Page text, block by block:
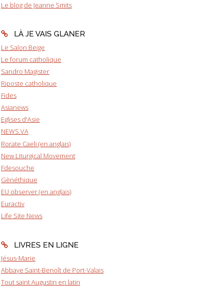
Le blog de Jeanne Smits
LÀ JE VAIS GLANER
Le Salon Beige
Le forum catholique
Sandro Magister
Riposte catholique
Fides
Asianews
Eglises d'Asie
NEWS.VA
Rorate Caeli (en anglais)
New Liturgical Movement
Fdesouche
Gènéthique
EU observer (en anglais)
Euractiv
Life Site News
LIVRES EN LIGNE
Jésus-Marie
Abbaye Saint-Benoît de Port-Valais
Tout saint Augustin en latin